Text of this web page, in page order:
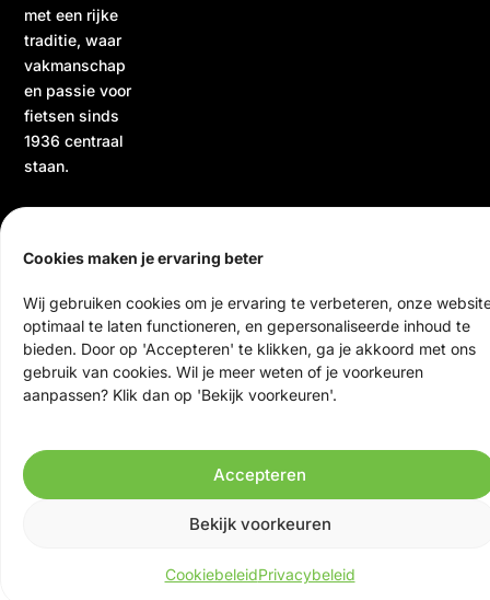
Cookies maken je ervaring beter
Wij gebruiken cookies om je ervaring te verbeteren, onze
optimaal te laten functioneren, en gepersonaliseerde inhoud te
bieden. Door op 'Accepteren' te klikken, ga je akkoord met ons
gebruik van cookies. Wil je meer weten of je voorkeuren
aanpassen? Klik dan op 'Bekijk voorkeuren'.
Accepteren
Bekijk voorkeuren
CookiebeleidPrivacybeleid
met een rijke
traditie, waar
vakmanschap
en passie voor
fietsen sinds
1936 centraal
staan.
© 2026 Ten Veen Tweewielers | Alle rechten voorbehouden
Website door Scrolla!